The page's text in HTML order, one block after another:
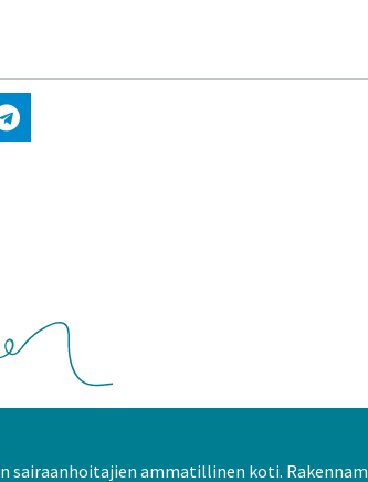
Jaa Telegramissa
sairaanhoitajien ammatillinen koti.